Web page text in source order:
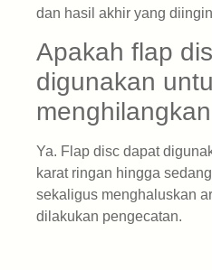
dan hasil akhir yang
Apakah flap
digunakan
Ya. Flap disc dapat
karat ringan hingga
sekaligus menghaluskan
dilakukan pengecatan.